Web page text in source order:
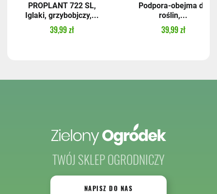
PROPLANT 722 SL,
Iglaki, grzybobjczy,...
39,99 zł
Podpora-obejma do
roślin,...
39,99 zł
TWÓJ SKLEP OGRODNICZY
NAPISZ DO NAS